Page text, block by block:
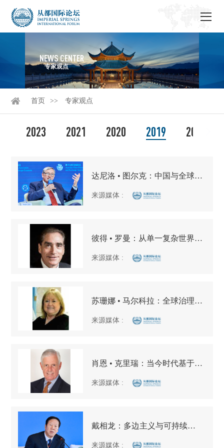
NEWS CENTER
专家观点
首页 专家观点
2023 2021 2020 2019 2018
达尼洛 • 图尔克：中国与全球贸易
来源媒体 :
彼得 • 罗曼：从单一复杂世界走向多元复杂世界？
来源媒体 :
苏珊娜 • 马尔科拉：全球治理：目标、路径和机制
来源媒体 :
肖恩 • 克里瑞：当今时代基于规则的国际秩序
来源媒体 :
戴相龙：多边主义与可持续发展
来源媒体 :